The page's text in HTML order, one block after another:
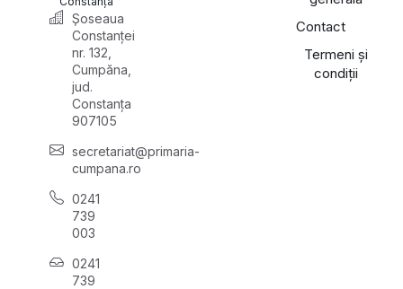
Șoseaua
Constanței
nr. 132,
Cumpăna,
jud.
Constanța
907105
secretariat@primaria-
cumpana.ro
0241
739
003
0241
739
Contact
Termeni și
condiții